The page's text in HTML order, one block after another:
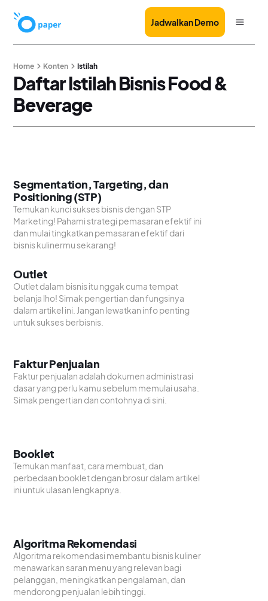
Jadwalkan Demo
Home Konten Istilah
Daftar Istilah Bisnis Food &
Beverage
Segmentation, Targeting, dan
Positioning (STP)
Temukan kunci sukses bisnis dengan STP
Marketing! Pahami strategi pemasaran efektif ini
dan mulai tingkatkan pemasaran efektif dari
bisnis kulinermu sekarang!
Outlet
Outlet dalam bisnis itu nggak cuma tempat
belanja lho! Simak pengertian dan fungsinya
dalam artikel ini. Jangan lewatkan info penting
untuk sukses berbisnis.
Faktur Penjualan
Faktur penjualan adalah dokumen administrasi
dasar yang perlu kamu sebelum memulai usaha.
Simak pengertian dan contohnya di sini.
Booklet
Temukan manfaat, cara membuat, dan
perbedaan booklet dengan brosur dalam artikel
ini untuk ulasan lengkapnya.
Algoritma Rekomendasi
Algoritma rekomendasi membantu bisnis kuliner
menawarkan saran menu yang relevan bagi
pelanggan, meningkatkan pengalaman, dan
mendorong penjualan lebih tinggi.